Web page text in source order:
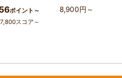
ポイント～
スコア～
8,900円～